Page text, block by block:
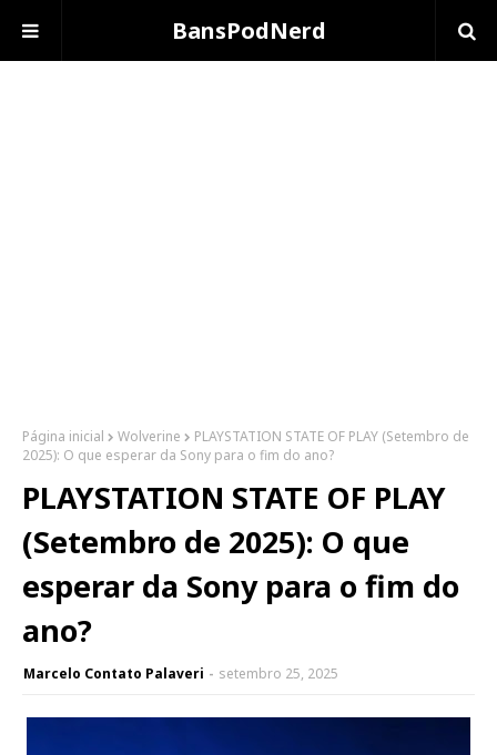
BansPodNerd
Página inicial Wolverine
PLAYSTATION STATE OF PLAY (Setembro de
2025): O que esperar da Sony para o fim do ano?
PLAYSTATION STATE OF PLAY
(Setembro de 2025): O que
esperar da Sony para o fim do
ano?
Marcelo Contato Palaveri setembro 25, 2025